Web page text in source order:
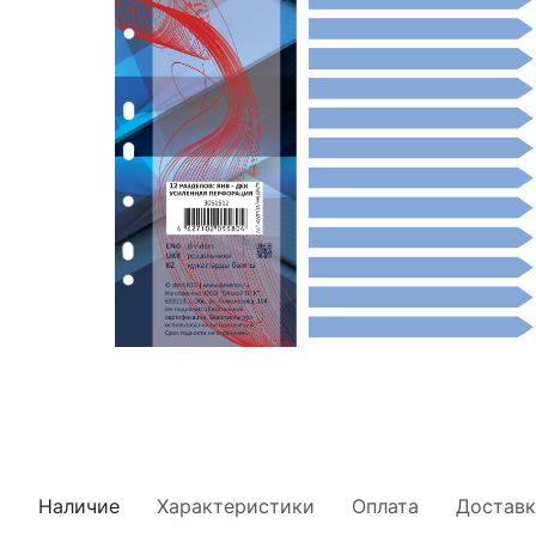
Наличие Характеристики Оплата